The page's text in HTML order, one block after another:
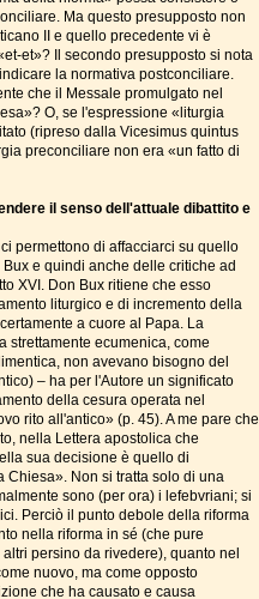
Ma questo presupposto non
II e quello precedente vi è
et»? Il secondo presupposto si nota
la normativa postconciliare.
che il Messale promulgato nel
O, se l'espressione «liturgia
(ripreso dalla Vicesimus quintus
preconciliare non era «un fatto di
il senso dell'attuale dibattito e
permettono di affacciarci su quello
e quindi anche delle critiche ad
XVI. Don Bux ritiene che esso
liturgico e di incremento della
a cuore al Papa. La
strettamente ecumenica, come
non avevano bisogno del
– ha per l'Autore un significato
della cesura operata nel
rito all'antico» (p. 45). A me pare che
nella Lettera apostolica che
sua decisione è quello di
Non si tratta solo di una
sono (per ora) i lefebvriani; si
Perciò il punto debole della riforma
nella riforma in sé (che pure
persino da rivedere), quanto nel
nuovo, ma come opposto
che ha causato e causa